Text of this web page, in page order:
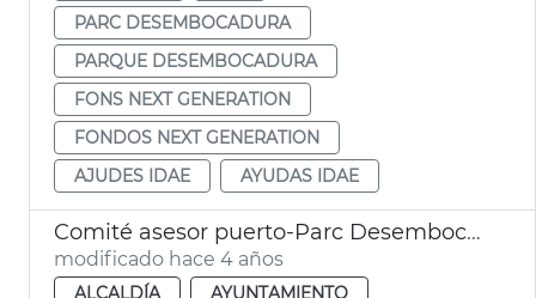
PARC DESEMBOCADURA
PARQUE DESEMBOCADURA
FONS NEXT GENERATION
FONDOS NEXT GENERATION
AJUDES IDAE
AYUDAS IDAE
Comité asesor puerto-Parc Desembocadura
modificado hace 4 años
ALCALDÍA
AYUNTAMIENTO